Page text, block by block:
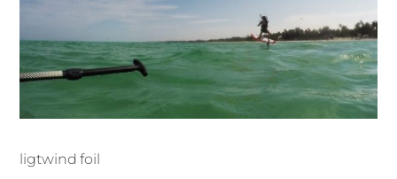
ligtwind foil